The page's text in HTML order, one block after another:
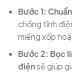
Bước 1:
chống tĩnh
miếng xốp
Bước 2: Bọc
điệnsẽ giúp